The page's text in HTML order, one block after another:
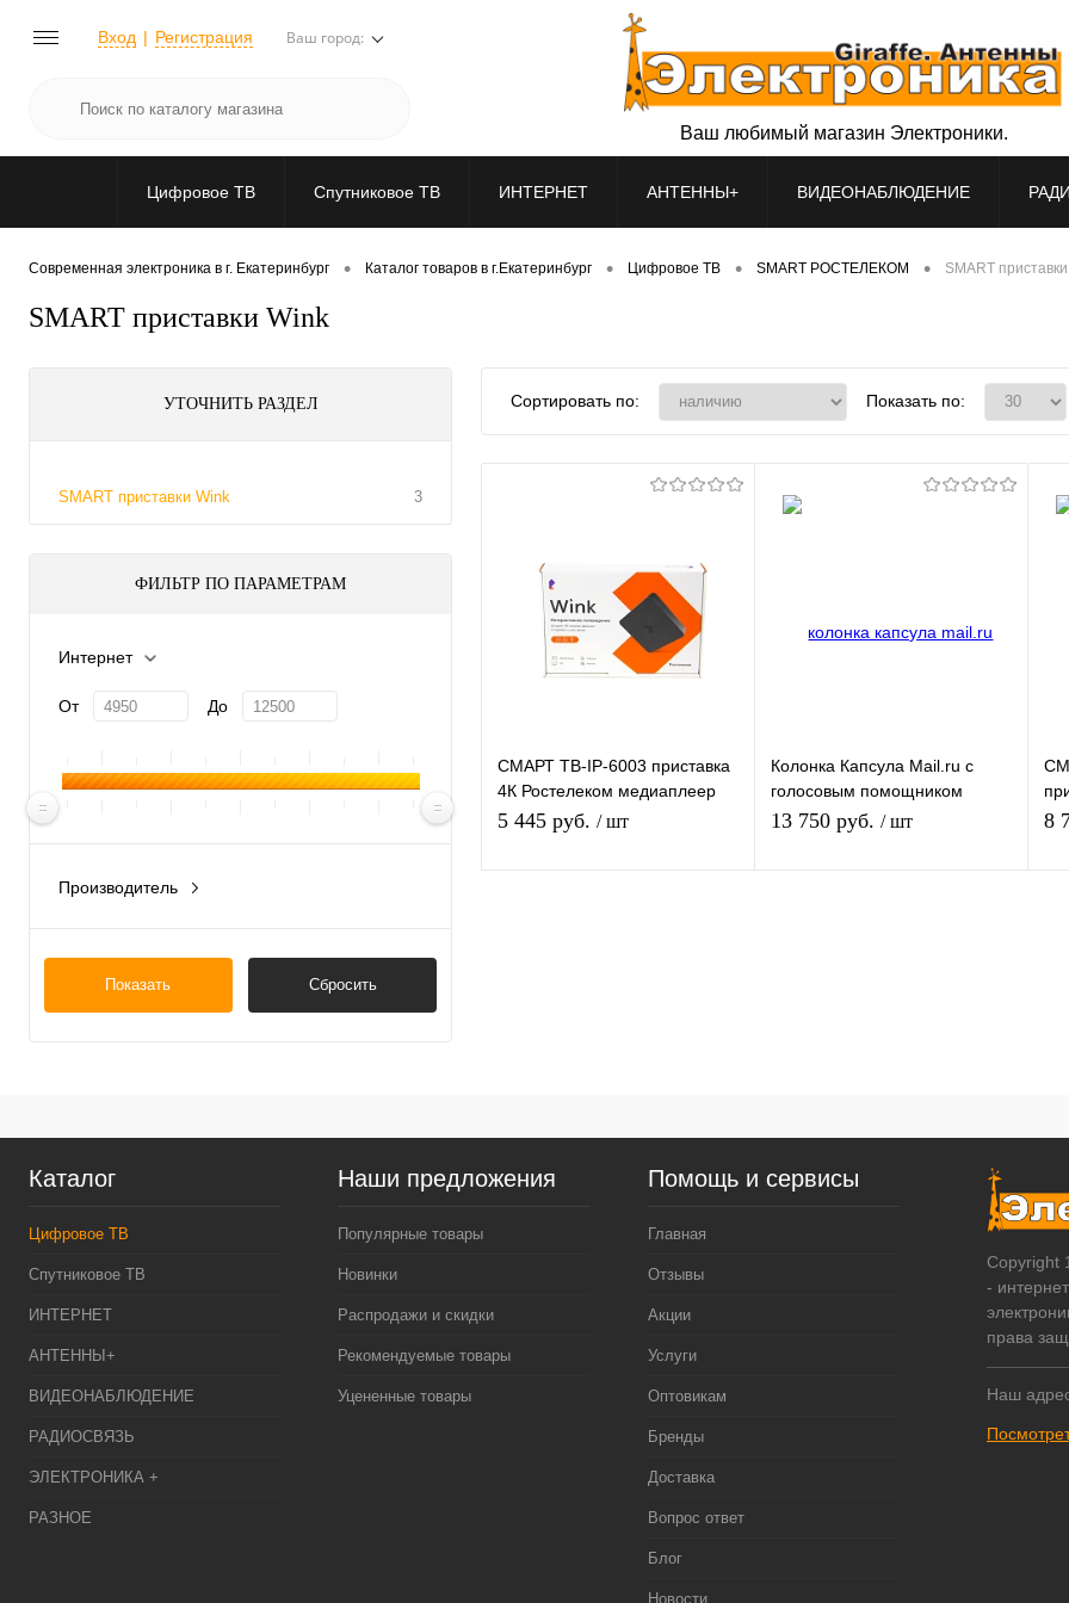
Вход Регистрация Ваш город:
Ваш любимый магазин Электроники.
Цифровое ТВ Спутниковое ТВ ИНТЕРНЕТ АНТЕННЫ+ ВИДЕОНАБЛЮДЕНИЕ
Современная электроника в г. Екатеринбург • Каталог товаров в г.Екатеринбург • Цифровое ТВ • SMART РОСТЕЛЕКОМ • SMART
SMART приставки Wink
УТОЧНИТЬ РАЗДЕЛ
SMART приставки Wink 3
ФИЛЬТР ПО ПАРАМЕТРАМ
Интернет
От До
Производитель
Показать Сбросить
Сортировать по: Показать по:
СМАРТ ТВ-IP-6003 приставка
4К Ростелеком медиаплеер
WINK SUPERWAVE IP6003
5 445 руб. / шт
Колонка Капсула Mail.ru с
голосовым помощником
Маруся д/управления WINK
объектов
13 750 руб. / шт 8
Каталог
Цифровое ТВ
Спутниковое ТВ
ИНТЕРНЕТ
АНТЕННЫ+
ВИДЕОНАБЛЮДЕНИЕ
РАДИОСВЯЗЬ
ЭЛЕКТРОНИКА +
РАЗНОЕ
Наши предложения
Популярные товары
Новинки
Распродажи и скидки
Рекомендуемые товары
Уцененные товары
Помощь и сервисы
Главная
Отзывы
Акции
Услуги
Оптовикам
Бренды
Доставка
Вопрос ответ
Блог
Новости
Copyright
-
права
Наш